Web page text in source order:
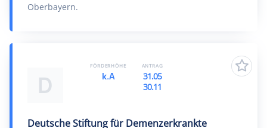
Oberbayern.
D
Deutsche Stiftung für Demenzerkrankte
FÖRDERHÖHE
k.A
ANTRAG
31.05
30.11